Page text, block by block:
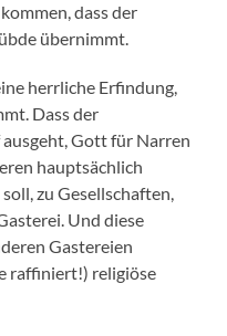
dass der
übernimmt.
herrliche Erfindung,
Dass der
Gott für Narren
hauptsächlich
zu Gesellschaften,
Und diese
Gastereien
raffiniert!) religiöse